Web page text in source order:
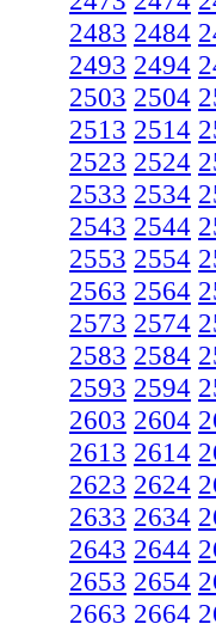
2483 2484
2493 2494
2503 2504
2513 2514
2523 2524
2533 2534
2543 2544
2553 2554
2563 2564
2573 2574
2583 2584
2593 2594
2603 2604
2613 2614
2623 2624
2633 2634
2643 2644
2653 2654
2663 2664